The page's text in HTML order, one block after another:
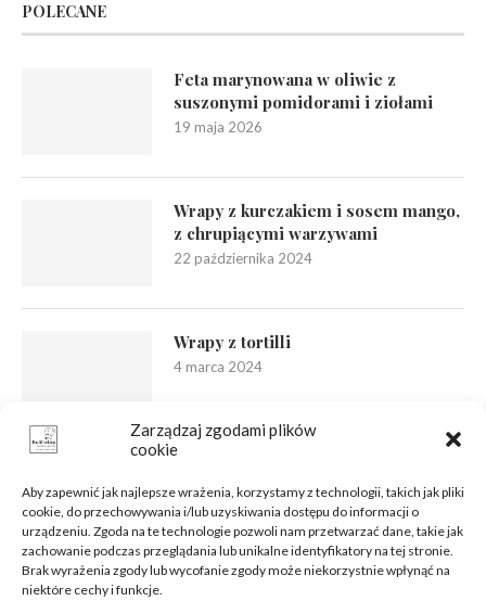
Zarządzaj zgodami plików
cookie
Aby zapewnić jak najlepsze wrażenia, korzystamy z technologii, takich jak pliki
cookie, do przechowywania i/lub uzyskiwania dostępu do informacji o
urządzeniu. Zgoda na te technologie pozwoli nam przetwarzać dane, takie jak
zachowanie podczas przeglądania lub unikalne identyfikatory na tej stronie.
Brak wyrażenia zgody lub wycofanie zgody może niekorzystnie wpłynąć na
niektóre cechy i funkcje.
POLECANE
Feta marynowana w oliwie z
suszonymi pomidorami i ziołami
19 maja 2026
Wrapy z kurczakiem i sosem mango,
z chrupiącymi warzywami
22 października 2024
Wrapy z tortilli
4 marca 2024